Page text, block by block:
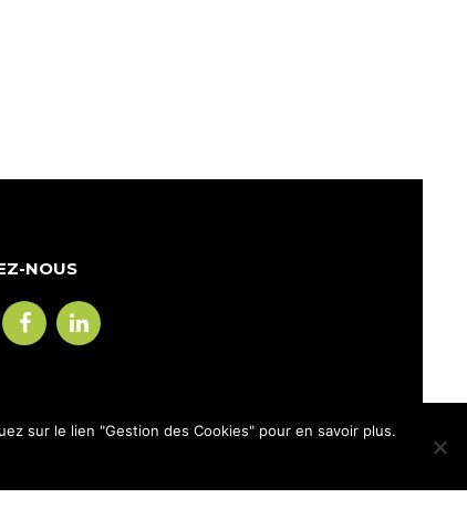
NOUS
mentions légales
sur le lien "Gestion des Cookies" pour en savoir plus.